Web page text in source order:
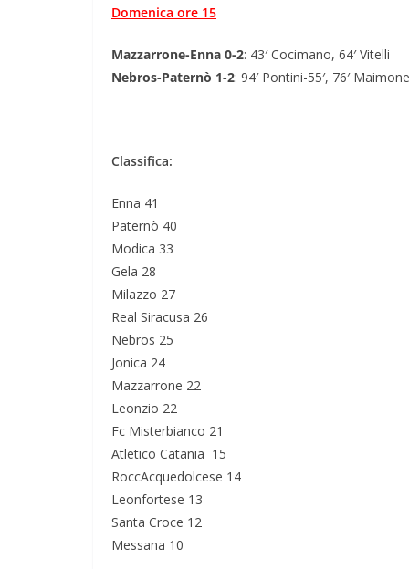
Domenica ore 15
Mazzarrone-Enna 0-2: 43′ Cocimano, 64′ Vitelli
Nebros-Paternò 1-2: 94′ Pontini-55′, 76′ Maimone
Classifica:
Enna 41
Paternò 40
Modica 33
Gela 28
Milazzo 27
Real Siracusa 26
Nebros 25
Jonica 24
Mazzarrone 22
Leonzio 22
Fc Misterbianco 21
Atletico Catania 15
RoccAcquedolcese 14
Leonfortese 13
Santa Croce 12
Messana 10